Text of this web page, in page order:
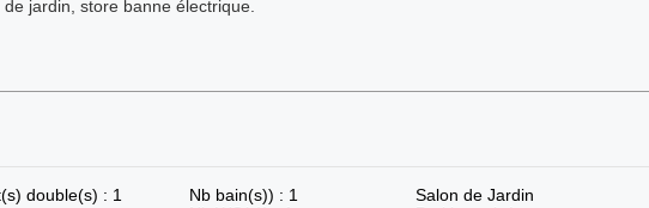
jardin, store banne électrique.
double(s) : 1
Nb bain(s)) : 1
Salon de Jardin